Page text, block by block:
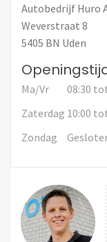
Autobedrijf Huro
Weverstraat 8
5405 BN Uden
Ma/Vr
08:30
Zaterdag 10:00
Zondag